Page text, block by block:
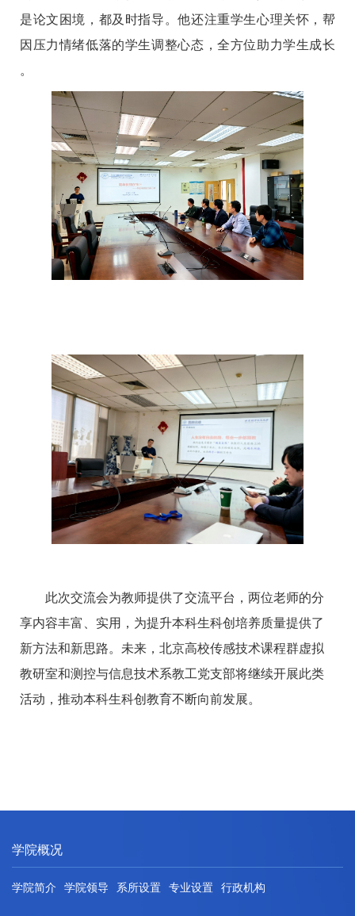
是论文困境，都及时指导。他还注重学生心理关怀，帮
因压力情绪低落的学生调整心态，全方位助力学生成长
。
此次交流会为教师提供了交流平台，两位老师的分
享内容丰富、实用，为提升本科生科创培养质量提供了
新方法和新思路。未来，北京高校传感技术课程群虚拟
教研室和测控与信息技术系教工党支部将继续开展此类
活动，推动本科生科创教育不断向前发展。
学院概况
学院简介 学院领导 系所设置 专业设置 行政机构